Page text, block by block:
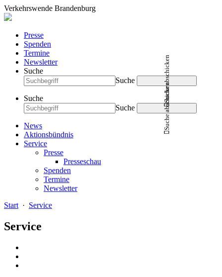
Verkehrswende Brandenburg
Presse
Spenden
Termine
Newsletter
Suche
Suche
Suche abschicken
Suche
Suche
Suche abschicken
News
Aktionsbündnis
Service
Presse
Presseschau
Spenden
Termine
Newsletter
Start · Service
Service